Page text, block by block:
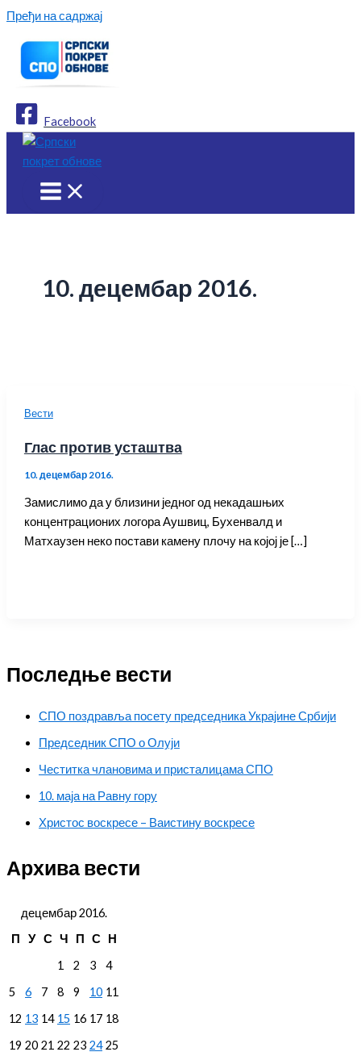
Пређи на садржај
Facebook
10. децембар 2016.
Вести
Глас против усташтва
10. децембар 2016.
Замислимо да у близини једног од некадашњих
концентрационих логора Аушвиц, Бухенвалд и
Матхаузен неко постави камену плочу на којој је […]
Последње вести
СПО поздравља посету председника Украјине Србији
Председник СПО о Олуји
Честитка члановима и присталицама СПО
10. маја на Равну гору
Христос воскресе – Ваистину воскресе
Архива вести
децембар 2016.
П
У С Ч П С
Н
1
2 3
4
5
6 7 8 9 10 11
12 13 14 15 16 17 18
19 20 21 22 23 24 25